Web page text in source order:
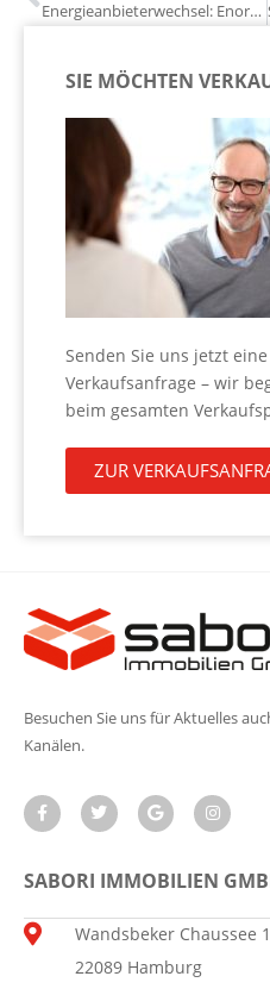
Energieanbieterwechsel: Enorme Einsparungen möglich
SIE MÖCHTEN
Senden Sie uns jetzt
Verkaufsanfrage – wir
beim gesamten
ZUR
Besuchen Sie uns für Aktuelles
Kanälen.
SABORI IMMOBILIEN
Wandsbeker Chaussee
22089 Hamburg